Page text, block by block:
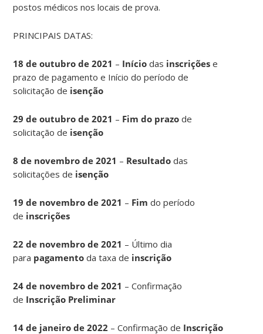
postos médicos nos locais de prova.
PRINCIPAIS DATAS:
18 de outubro de 2021 – Início das inscrições e
prazo de pagamento e Início do período de
solicitação de isenção
29 de outubro de 2021 – Fim do prazo de
solicitação de isenção
8 de novembro de 2021 – Resultado das
solicitações de isenção
19 de novembro de 2021 – Fim do período
de inscrições
22 de novembro de 2021 – Último dia
para pagamento da taxa de inscrição
24 de novembro de 2021 – Confirmação
de Inscrição Preliminar
14 de janeiro de 2022 – Confirmação de Inscrição